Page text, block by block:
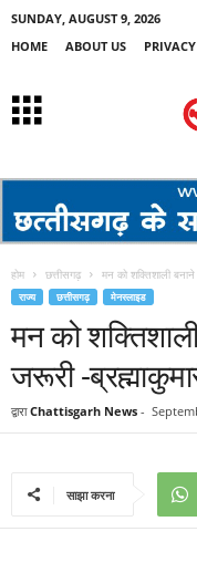
SUNDAY, AUGUST 9, 2026
HOME
ABOUT US
होम छत्तीसगढ़ मन को शक्तिशाली बनाने
राज्य छत्तीसगढ़ मेनस्लाइड
मन को
जरूरी -
द्वारा Chattisgarh News -
साझा करना